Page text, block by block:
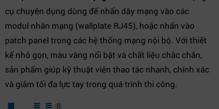
cụ chuyên dụng dùng để nhấn dây mạng vào các
modul nhân mạng (wallplate RJ45), hoặc nhấn vào
patch panel trong các hệ thống mạng nội bộ. Với thiết
kế nhỏ gọn, màu vàng nổi bật và chất liệu chắc chắn,
sản phẩm giúp kỹ thuật viên thao tác nhanh, chính xác
và giảm tối đa lực tay trong quá trình thi công.